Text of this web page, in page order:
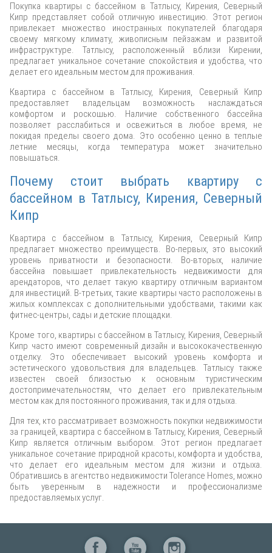
Покупка квартиры с бассейном в Татлысу, Кирения, Северный
Кипр представляет собой отличную инвестицию. Этот регион
привлекает множество иностранных покупателей благодаря
своему мягкому климату, живописным пейзажам и развитой
инфраструктуре. Татлысу, расположенный вблизи Кирении,
предлагает уникальное сочетание спокойствия и удобства, что
делает его идеальным местом для проживания.
Квартира с бассейном в Татлысу, Кирения, Северный Кипр
предоставляет владельцам возможность наслаждаться
комфортом и роскошью. Наличие собственного бассейна
позволяет расслабиться и освежиться в любое время, не
покидая пределы своего дома. Это особенно ценно в теплые
летние месяцы, когда температура может значительно
повышаться.
Почему стоит выбрать квартиру с
бассейном в Татлысу, Кирения, Северный
Кипр
Квартира с бассейном в Татлысу, Кирения, Северный Кипр
предлагает множество преимуществ. Во-первых, это высокий
уровень приватности и безопасности. Во-вторых, наличие
бассейна повышает привлекательность недвижимости для
арендаторов, что делает такую квартиру отличным вариантом
для инвестиций. В-третьих, такие квартиры часто расположены в
жилых комплексах с дополнительными удобствами, такими как
фитнес-центры, сады и детские площадки.
Кроме того, квартиры с бассейном в Татлысу, Кирения, Северный
Кипр часто имеют современный дизайн и высококачественную
отделку. Это обеспечивает высокий уровень комфорта и
эстетического удовольствия для владельцев. Татлысу также
известен своей близостью к основным туристическим
достопримечательностям, что делает его привлекательным
местом как для постоянного проживания, так и для отдыха.
Для тех, кто рассматривает возможность покупки недвижимости
за границей, квартира с бассейном в Татлысу, Кирения, Северный
Кипр является отличным выбором. Этот регион предлагает
уникальное сочетание природной красоты, комфорта и удобства,
что делает его идеальным местом для жизни и отдыха.
Обратившись в агентство недвижимости Tolerance Homes, можно
быть уверенным в надежности и профессионализме
предоставляемых услуг.